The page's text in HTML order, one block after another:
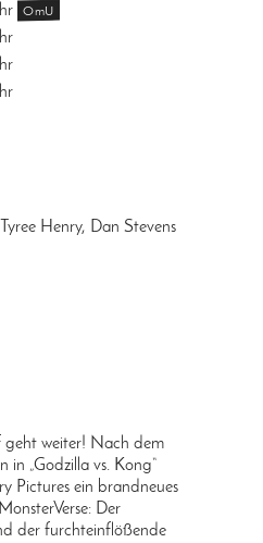
OmU
Henry, Dan Stevens
geht weiter! Nach dem
in „Godzilla vs. Kong“
Pictures ein brandneues
Der
der furchteinflößende